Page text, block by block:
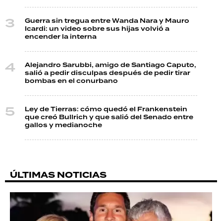
Guerra sin tregua entre Wanda Nara y Mauro
Icardi: un video sobre sus hijas volvió a
encender la interna
Alejandro Sarubbi, amigo de Santiago Caputo,
salió a pedir disculpas después de pedir tirar
bombas en el conurbano
Ley de Tierras: cómo quedó el Frankenstein
que creó Bullrich y que salió del Senado entre
gallos y medianoche
ÚLTIMAS NOTICIAS